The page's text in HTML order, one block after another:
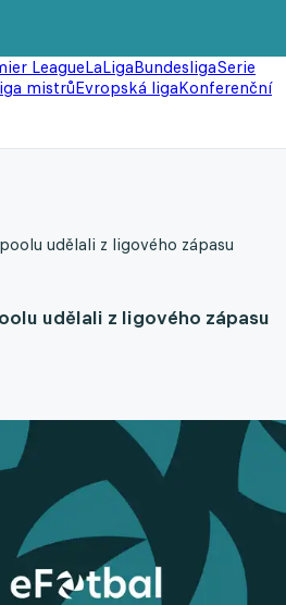
LeagueLaLigaBundesligaSerie
mistrůEvropská ligaKonferenční
udělali z ligového zápasu
udělali z ligového zápasu